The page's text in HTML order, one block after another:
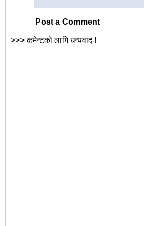
Post a Comment
>>> कमेन्टको लागि धन्यवाद !